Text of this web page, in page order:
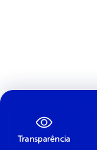
Transparência